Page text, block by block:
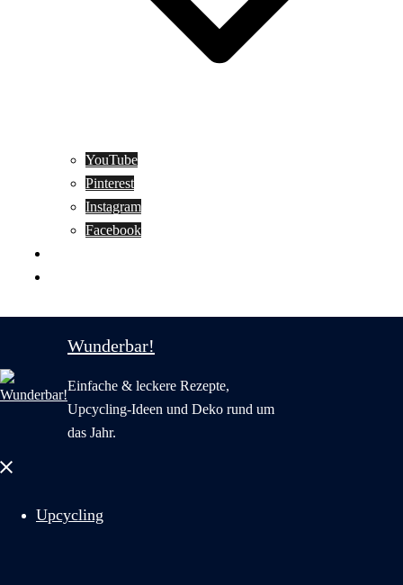
YouTube
Pinterest
Instagram
Facebook
Wunderbar!
Einfache & leckere Rezepte,
Upcycling-Ideen und Deko rund um
das Jahr.
Menü
Upcycling